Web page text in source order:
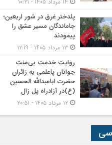
پلدختر غرق در شور اربعین؛
جاماندگان مسیر عشق را
پیمودند
روایت خدمت بی‌منت
جوانان پاعلمی به زائران
حضرت اباعبدالله الحسین
(ع)در آزادراه پل زال